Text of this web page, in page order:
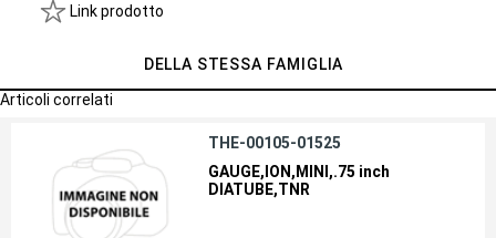
Link prodotto
DELLA STESSA FAMIGLIA
Articoli correlati
THE-00105-01525
GAUGE,ION,MINI,.75 inch
DIATUBE,TNR